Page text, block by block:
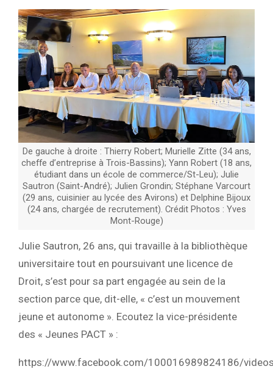
De gauche à droite : Thierry Robert; Murielle Zitte (34 ans,
cheffe d’entreprise à Trois-Bassins); Yann Robert (18 ans,
étudiant dans un école de commerce/St-Leu); Julie
Sautron (Saint-André); Julien Grondin; Stéphane Varcourt
(29 ans, cuisinier au lycée des Avirons) et Delphine Bijoux
(24 ans, chargée de recrutement). Crédit Photos : Yves
Mont-Rouge)
Julie Sautron, 26 ans, qui travaille à la bibliothèque
universitaire tout en poursuivant une licence de
Droit, s’est pour sa part engagée au sein de la
section parce que, dit-elle, « c’est un mouvement
jeune et autonome ». Ecoutez la vice-présidente
des « Jeunes PACT » :
https://www.facebook.com/100016989824186/